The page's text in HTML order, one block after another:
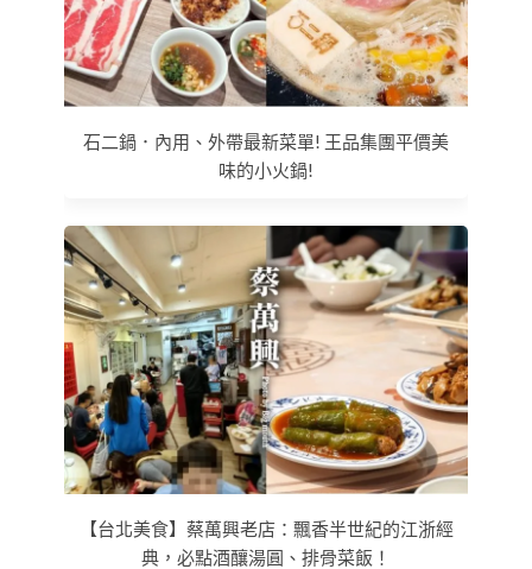
石二鍋．內用、外帶最新菜單! 王品集團平價美
味的小火鍋!
【台北美食】蔡萬興老店：飄香半世紀的江浙經
典，必點酒釀湯圓、排骨菜飯！